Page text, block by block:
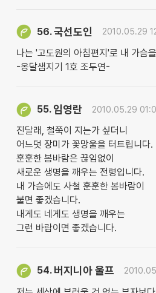
56.국선도인 2010.05.29
나는 '고도원의 아침편지'로 내 가슴
-옹달샘지기 1호 조두연-
55. 임영란 2010.05.29
진달래, 철쭉이 지는가 싶더니
어느덧 장미가 꽃망울을 터트립니다.
훈훈한 봄바람은 끊임없이
새로운 생명을 깨우는 전령입니다.
내 가슴에도 사철 훈훈한 봄바람이
불면 좋겠습니다.
내게도 네게도 생명을 깨우는
그런 바람이면 좋겠습니다.
54. 버지니아 울프